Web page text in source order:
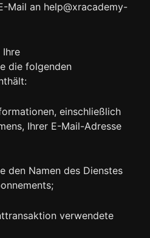
Mail an help@xracademy-
Ihre
die folgenden
einschließlich
Ihrer E-Mail-Adresse
den Namen des Dienstes
verwendete